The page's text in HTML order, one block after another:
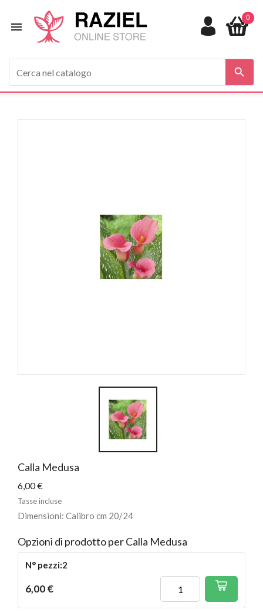

0

Calla Medusa
6,00 €
Tasse incluse
Dimensioni: Calibro cm 20/24
Opzioni di prodotto per Calla Medusa
N° pezzi:2
6,00 €